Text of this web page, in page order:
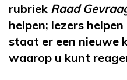
rubriek Raad
helpen; lezers
staat er een nieuwe
waarop u kunt